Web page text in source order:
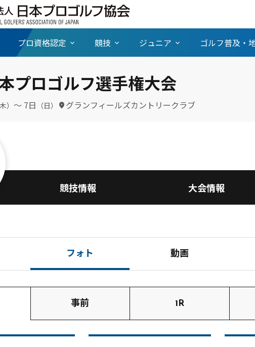
プロ資格認定 競技 ジュニア ゴルフ普及・
プロゴルフ選手権大会
） 〜 7日 （日） グランフィールズカントリークラブ
競技情報 大会情報
フォト 動画
事前 1R